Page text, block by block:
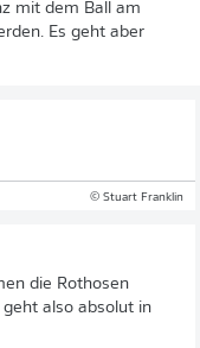
mit dem Ball am
Es geht aber
© Stuart Franklin
die Rothosen
also absolut in